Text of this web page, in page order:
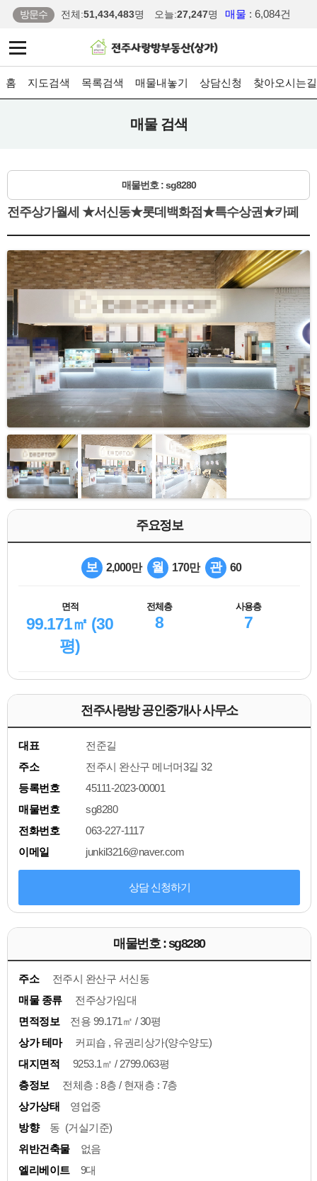
방문수 전체:51,434,483명 오늘:27,247명 매물 : 6,084건
홈 지도검색 목록검색 매물내놓기 상담신청 찾아오시는길
매물 검색
매물번호 : sg8280
전주상가월세 ★서신동★롯데백화점★특수상권★카페
주요정보
보 2,000만 월 170만 관 60
면적
99.171㎡ (30
평)
전체층
8
사용층
7
전주사랑방 공인중개사 사무소
대표
전준길
주소
전주시 완산구 메너머3길 32
등록번호
45111-2023-00001
매물번호
sg8280
전화번호
063-227-1117
이메일
junkil3216@naver.com
상담 신청하기
매물번호 : sg8280
주소
전주시 완산구 서신동
매물 종류
전주상가임대
면적정보
전용 99.171㎡ / 30평
상가 테마
커피숍 , 유권리상가(양수양도)
대지면적
9253.1㎡ / 2799.063평
층정보
전체층 : 8층 / 현재층 : 7층
상가상태
영업중
방향
동 (거실기준)
위반건축물
없음
엘리베이트
9대